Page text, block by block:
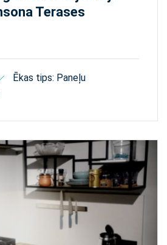
Terases
Ēkas tips: Paneļu